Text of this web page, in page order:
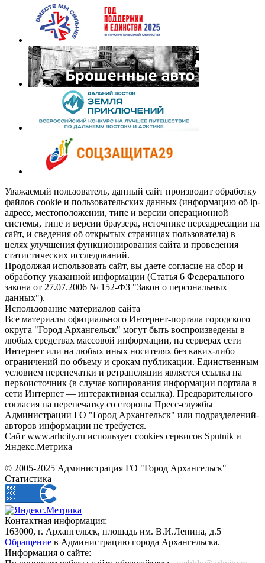
Уважаемый пользователь, данный сайт производит обработку
файлов cookie и пользовательских данных (информацию об ip-
адресе, местоположении, типе и версии операционной
системы, типе и версии браузера, источнике переадресации на
сайт, и сведения об открытых страницах пользователя) в
целях улучшения функционирования сайта и проведения
статистических исследований.
Продолжая использовать сайт, вы даете согласие на сбор и
обработку указанной информации (Статья 6 Федерального
закона от 27.07.2006 № 152-ФЗ "Закон о персональных
данных").
Использование материалов сайта
Все материалы официального Интернет-портала городского
округа "Город Архангельск" могут быть воспроизведены в
любых средствах массовой информации, на серверах сети
Интернет или на любых иных носителях без каких-либо
ограничений по объему и срокам публикации. Единственным
условием перепечатки и ретрансляции является ссылка на
первоисточник (в случае копирования информации портала в
сети Интернет — интерактивная ссылка). Предварительного
согласия на перепечатку со стороны Пресс-службы
Администрации ГО "Город Архангельск" или подразделений-
авторов информации не требуется.
Сайт www.arhcity.ru использует cookies сервисов Sputnik и
Яндекс.Метрика
© 2005-2025 Администрация ГО "Город Архангельск"
Статистика
Контактная информация:
163000, г. Архангельск, площадь им. В.И.Ленина, д.5
Обращение в Администрацию города Архангельска.
Информация о сайте: